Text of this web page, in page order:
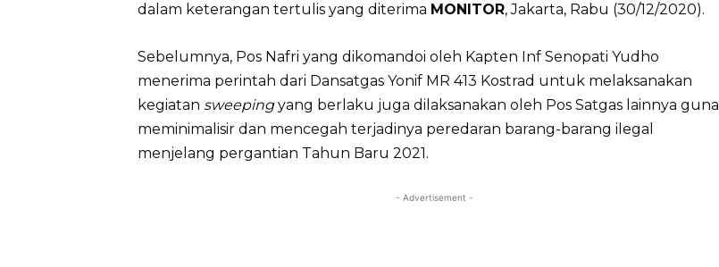
dalam keterangan tertulis yang diterima MONITOR, Jakarta, Rabu (30/12/2020).
Sebelumnya, Pos Nafri yang dikomandoi oleh Kapten Inf Senopati Yudho
menerima perintah dari Dansatgas Yonif MR 413 Kostrad untuk melaksanakan
kegiatan sweepingyang berlaku juga dilaksanakan oleh Pos Satgas lainnya guna
meminimalisir dan mencegah terjadinya peredaran barang-barang ilegal
menjelang pergantian Tahun Baru 2021.
- Advertisement -